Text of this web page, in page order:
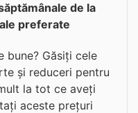
de la
preferate
bune? Găsiți cele
și reduceri pentru
la tot ce aveți
aceste prețuri